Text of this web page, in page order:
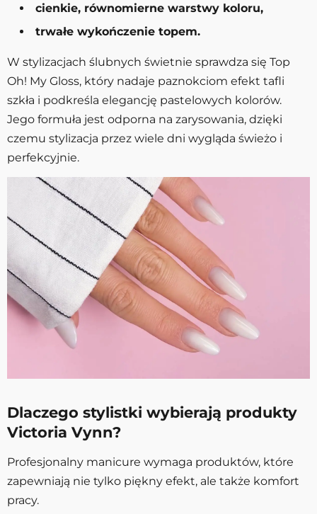
cienkie, równomierne warstwy koloru,
trwałe wykończenie topem.
W stylizacjach ślubnych świetnie sprawdza się Top
Oh! My Gloss, który nadaje paznokciom efekt tafli
szkła i podkreśla elegancję pastelowych kolorów.
Jego formuła jest odporna na zarysowania, dzięki
czemu stylizacja przez wiele dni wygląda świeżo i
perfekcyjnie.
Dlaczego stylistki wybierają produkty
Victoria Vynn?
Profesjonalny manicure wymaga produktów, które
zapewniają nie tylko piękny efekt, ale także komfort
pracy.